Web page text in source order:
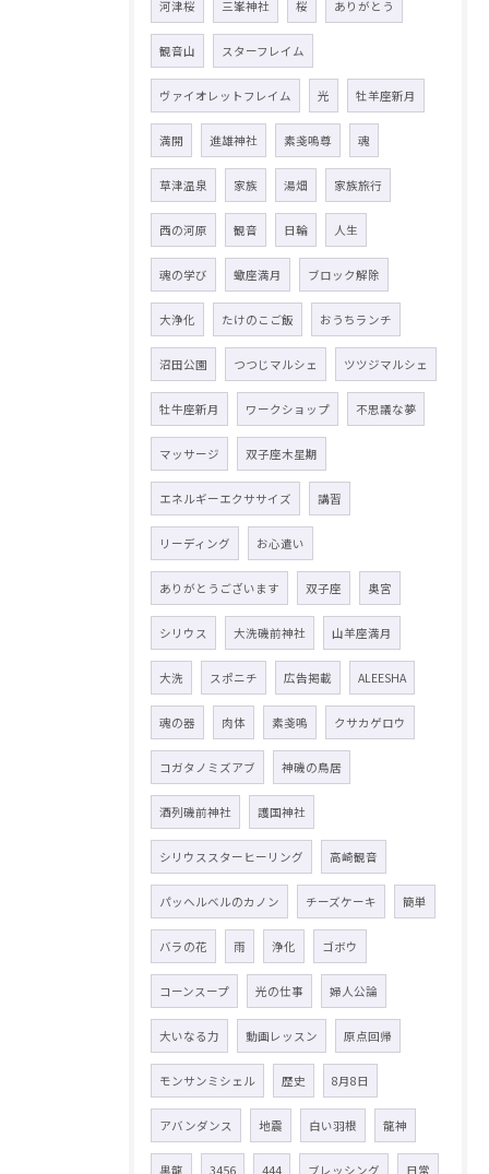
河津桜 三峯神社 桜 ありがとう
観音山 スターフレイム
ヴァイオレットフレイム 光 牡羊座新月
満開 進雄神社 素戔嗚尊 魂
草津温泉 家族 湯畑 家族旅行
西の河原 観音 日輪 人生
魂の学び 蠍座満月 ブロック解除
大浄化 たけのこご飯 おうちランチ
沼田公園 つつじマルシェ ツツジマルシェ
牡牛座新月 ワークショップ 不思議な夢
マッサージ 双子座木星期
エネルギーエクササイズ 講習
リーディング お心遣い
ありがとうございます 双子座 奥宮
シリウス 大洗磯前神社 山羊座満月
大洗 スポニチ 広告掲載 ALEESHA
魂の器 肉体 素戔嗚 クサカゲロウ
コガタノミズアブ 神磯の鳥居
酒列磯前神社 護国神社
シリウススターヒーリング 高崎観音
パッヘルベルのカノン チーズケーキ 簡単
バラの花 雨 浄化 ゴボウ
コーンスープ 光の仕事 婦人公論
大いなる力 動画レッスン 原点回帰
モンサンミシェル 歴史 8月8日
アバンダンス 地震 白い羽根 龍神
黒龍 3456 444 ブレッシング 日常